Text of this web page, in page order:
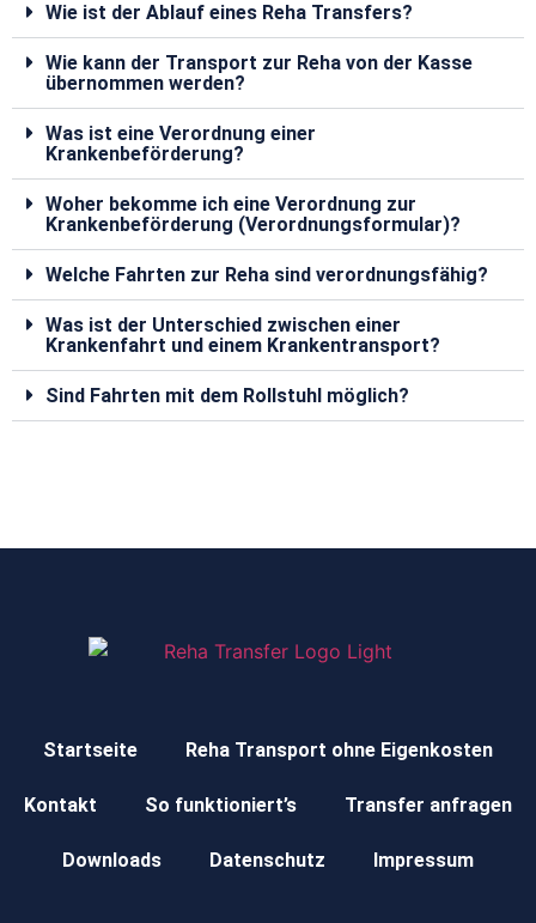
Wie ist der Ablauf eines Reha Transfers?
Wie kann der Transport zur Reha von der Kasse
übernommen werden?
Was ist eine Verordnung einer
Krankenbeförderung?
Woher bekomme ich eine Verordnung zur
Krankenbeförderung (Verordnungsformular)?
Welche Fahrten zur Reha sind verordnungsfähig?
Was ist der Unterschied zwischen einer
Krankenfahrt und einem Krankentransport?
Sind Fahrten mit dem Rollstuhl möglich?
Startseite Reha Transport ohne Eigenkosten
Kontakt So funktioniert’s Transfer anfragen
Downloads Datenschutz Impressum